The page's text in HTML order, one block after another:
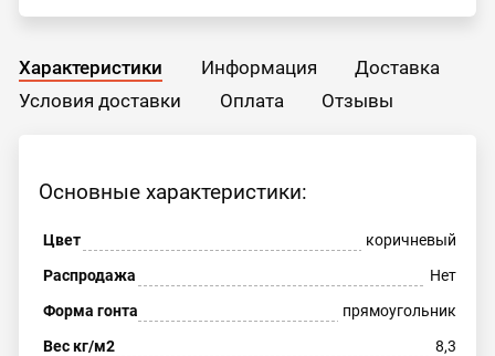
Характеристики Информация
Доставка
Условия доставки
Оплата Отзывы
Основные характеристики:
Цвет
коричневый
Распродажа
Нет
Форма гонта
прямоугольник
Вес кг/м2
8,3